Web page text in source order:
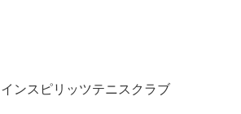
インスピリッツテニスクラブ